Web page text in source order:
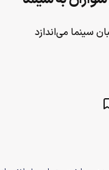
سینما می‌اندازد